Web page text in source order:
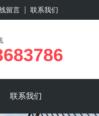
留言 联系我们
联系我们